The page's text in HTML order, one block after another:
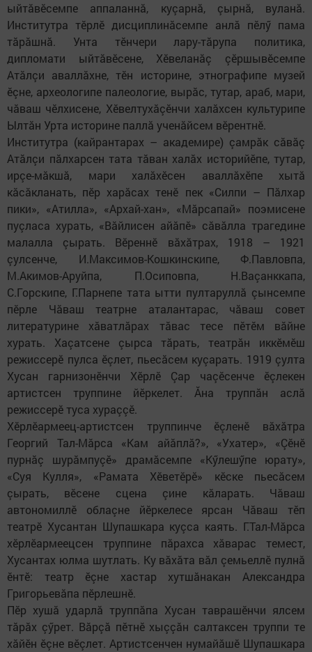
ыйтӑвӗсемпе аппаланнӑ, куçарнă, çырнӑ, вуланӑ.
Институтра тӗрлӗ дисциплинӑсемпе анлӑ пӗлӳ пама
тӑрӑшнӑ. Унта тӗнчери лару-тӑрупа политика,
дипломати ыйтӑвӗсене, Хӗвеланӑç çӗршывӗсемпе
Атӑлçи аваллӑхне, тӗн историне, этнографипе музей
ӗçне, археологипе палеологие, вырӑс, тутар, араб, мари,
чӑваш чӗлхисене, Хӗвелтухӑçӗнчи халӑхсен культурипе
Ылтӑн Урта историне паллӑ ученӑйсем вӗрентнӗ.
Институтра (кайрантарах – академире) çамрӑк сӑвӑç
Атӑлçи пăлхарсен тата тăван халӑх историйӗпе, тутар,
ирçе-мӑкшӑ, мари халăхӗсен аваллӑхӗпе хытӑ
кӑсӑкланать, пӗр харӑсах тенӗ пек «Силпи – Пăлхар
пики», «Атилла», «Архай-хан», «Мӑрсапай» поэмисене
пуçласа хурать, «Вӑйлисен айӑпӗ» сӑвӑлла трагедине
малалла çырать. Вӗреннӗ вӑхӑтрах, 1918 – 1921
çулсенче, И.Максимов-Кошкинскипе, Ф.Павловпа,​
М.Акимов-Аруйпа, П.Осиповпа, Н.Ваçанккапа,
С.Горскипе, Г.Парнепе тата ытти пултаруллӑ çынсемпе
пӗрле Чӑваш театрне аталантарас, чӑваш совет
литературине хӑватлăрах тăвас тесе пӗтӗм вӑйне
хурать. Хаçатсене çырса тӑрать, театрăн иккӗмӗш
режиссерӗ пулса ӗçлет, пьесӑсем куçарать. 1919 çулта
Хусан гарнизонӗнчи Хӗрлӗ Çар чаçӗсенче ӗçлекен
артистсен труппине йӗркелет. Ăна труппăн аслă
режиссерӗ туса хураççӗ.
Хӗрлӗармеец-артистсен труппинче ӗçленӗ вӑхӑтра
Георгий Тал-Мӑрса «Кам айӑплă?», «Ухатер», «Çӗнӗ
пурнӑç шурӑмпуçӗ» драмăсемпе «Кӳлешӳпе юрату»,
«Суя Кулля», «Рамата Хӗветӗрӗ» кӗске пьесӑсем
çырать, вӗсене сцена çине кӑларать. Чӑваш
автономиллӗ облаçне йӗркелесе ярсан Чӑваш тӗп
театрӗ Хусантан Шупашкара куçса каять. Г.Тал-Мӑрса
хӗрлӗармеецсен труппине пӑрахса хӑварас темест,
Хусантах юлма шутлать. Ку вӑхӑта вӑл çемьеллӗ пулнă
ӗнтӗ: театр ӗçне хастар хутшӑнакан Александра
Григорьевӑпа пӗрлешнӗ.
Пӗр хушӑ ударлӑ труппӑпа Хусан таврашӗнчи ялсем
тӑрӑх çӳрет. Вӑрçӑ пӗтнӗ хыççӑн салтаксен труппи те
хӑйӗн ӗçне вӗçлет. Артистсенчен нумайӑшӗ Шупашкара